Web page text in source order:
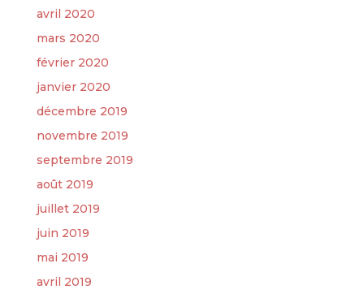
avril 2020
mars 2020
février 2020
janvier 2020
décembre 2019
novembre 2019
septembre 2019
août 2019
juillet 2019
juin 2019
mai 2019
avril 2019